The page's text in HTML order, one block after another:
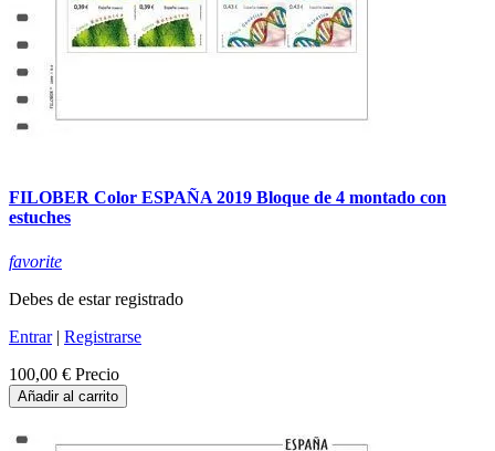
FILOBER Color ESPAÑA 2019 Bloque de 4 montado con
estuches
favorite
Debes de estar registrado
Entrar| Registrarse
100,00 € Precio
Añadir al carrito